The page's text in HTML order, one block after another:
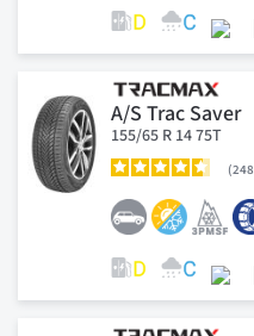
A/S Trac Saver
155/65 R 14 75T
248